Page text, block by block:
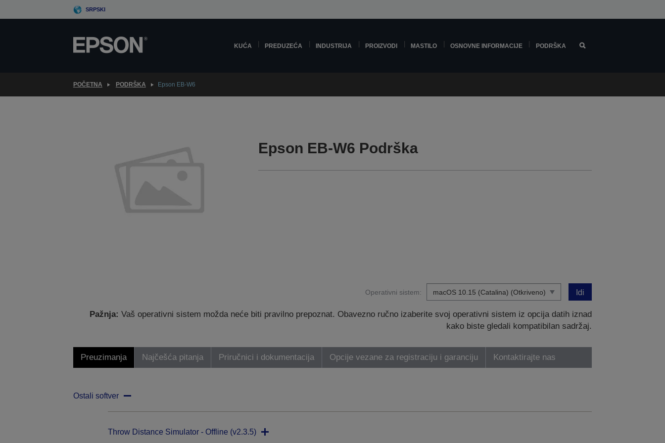
to
SRPSKI
KUĆA PREDUZEĆA INDUSTRIJA PROIZVODI MASTILO OSNOVNE INFORMACIJE PODRŠKA
POČETNA PODRŠKA Epson EB-W6
Epson EB-W6 Podrška
Operativni sistem: Idi
Pažnja: Vaš operativni sistem možda neće biti pravilno prepoznat. Obavezno ručno izaberite svoj operativni sistem iz opcija datih iznad
kako biste gledali kompatibilan sadržaj.
Preuzimanja Najčešća pitanja Priručnici i dokumentacija Opcije vezane za registraciju i garanciju Kontaktirajte nas
Ostali softver
Throw Distance Simulator - Offline (v2.3.5)